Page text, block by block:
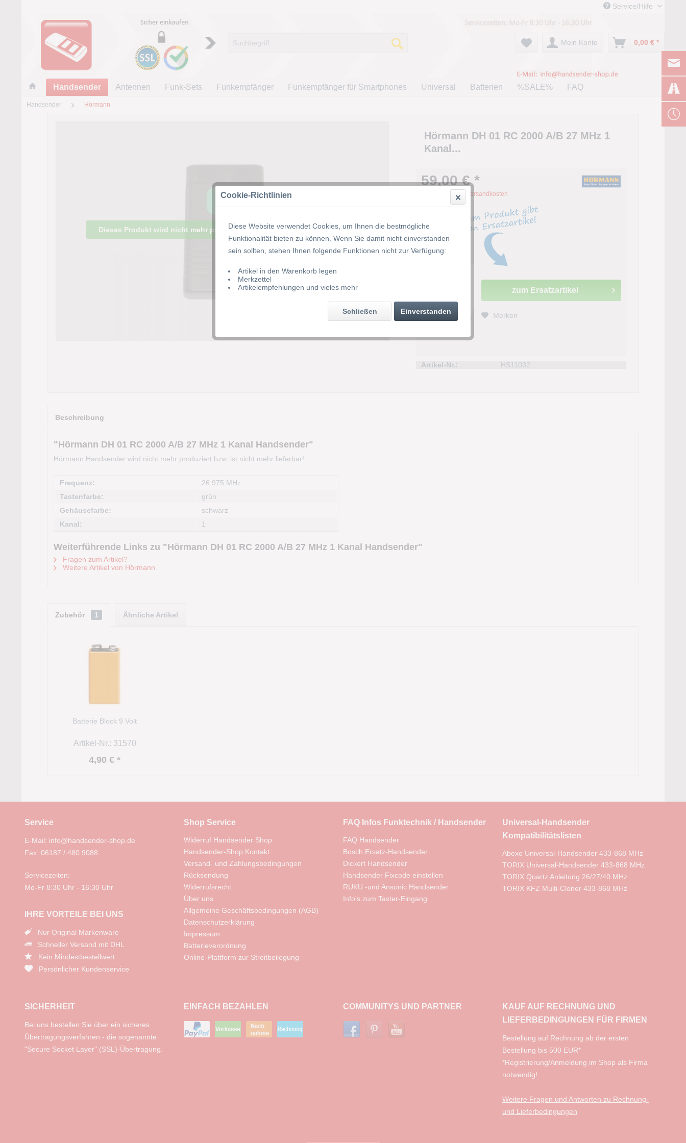
Service/Hilfe
Mein Konto 0,00 € *
Handsender Antennen Funk-Sets Funkempfänger Funkempfänger für Smartphones Universal Batterien %SALE% FAQ
Handsender Hörmann
Dieses Produkt wird nicht mehr produziert bzw. ist nicht mehr lieferbar!
Hörmann DH 01 RC 2000 A/B 27 MHz 1
Kanal...
59,00 € *
zzgl. Versandkosten
79,00 € *
zum Ersatzartikel
Merken
Artikel-Nr.: HS11032
Beschreibung
"Hörmann DH 01 RC 2000 A/B 27 MHz 1 Kanal Handsender"
Hörmann Handsender wird nicht mehr produziert bzw. ist nicht mehr lieferbar!
Frequenz:
26.975 MHz
Tastenfarbe:
grün
Gehäusefarbe:
schwarz
Kanal:
1
Weiterführende Links zu "Hörmann DH 01 RC 2000 A/B 27 MHz 1 Kanal Handsender"
Fragen zum Artikel?
Weitere Artikel von Hörmann
Zubehör 1 Ähnliche Artikel
Batterie Block 9 Volt
Artikel-Nr.: 31570
4,90 € *
Service
E-Mail: info@handsender-shop.de
Fax: 06187 / 480 9088
Servicezeiten:
Mo-Fr 8:30 Uhr - 16:30 Uhr
IHRE VORTEILE BEI UNS
Nur Original Markenware
Schneller Versand mit DHL
Kein Mindestbestellwert
Persönlicher Kundenservice
Shop Service
Widerruf Handsender Shop
Handsender-Shop Kontakt
Versand- und Zahlungsbedingungen
Rücksendung
Widerrufsrecht
Über uns
Allgemeine Geschäftsbedingungen (AGB)
Datenschutzerklärung
Impressum
Batterieverordnung
Online-Plattform zur Streitbeilegung
FAQ Infos Funktechnik / Handsender
FAQ Handsender
Bosch Ersatz-Handsender
Dickert Handsender
Handsender Fixcode einstellen
RUKU -und Ansonic Handsender
Info's zum Taster-Eingang
Universal-Handsender
Kompatibilitätslisten
Abexo Universal-Handsender 433-868 MHz
TORIX Universal-Handsender 433-868 MHz
TORIX Quartz Anleitung 26/27/40 MHz
TORIX KFZ Multi-Cloner 433-868 MHz
SICHERHEIT
Bei uns bestellen Sie über ein sicheres
Übertragungsverfahren - die sogenannte
"Secure Socket Layer" (SSL)-Übertragung.
EINFACH BEZAHLEN COMMUNITYS UND PARTNER
KAUF AUF RECHNUNG UND
LIEFERBEDINGUNGEN FÜR FIRMEN
​Bestellung auf Rechnung ab der ersten
Bestellung bis 500 EUR*
*Registrierung/Anmeldung im Shop als Firma
notwendig!
Weitere Fragen und Antworten zu Rechnung-
und Lieferbedingungen
Cookie-Richtlinien
Diese Website verwendet Cookies, um Ihnen die bestmögliche
Funktionalität bieten zu können. Wenn Sie damit nicht einverstanden
sein sollten, stehen Ihnen folgende Funktionen nicht zur Verfügung:
Artikel in den Warenkorb legen
Merkzettel
Artikelempfehlungen und vieles mehr
Einverstanden
Schließen